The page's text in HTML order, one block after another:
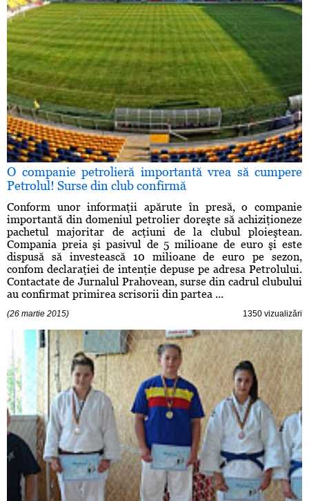
O companie petrolieră importantă vrea să cumpere
Petrolul! Surse din club confirmă
Conform unor informaţii apărute în presă, o companie
importantă din domeniul petrolier doreşte să achiziţioneze
pachetul majoritar de acţiuni de la clubul ploieştean.
Compania preia şi pasivul de 5 milioane de euro şi este
dispusă să investească 10 milioane de euro pe sezon,
confom declaraţiei de intenţie depuse pe adresa Petrolului.
Contactate de Jurnalul Prahovean, surse din cadrul clubului
au confirmat primirea scrisorii din partea ...
(26 martie 2015) 1350 vizualizări